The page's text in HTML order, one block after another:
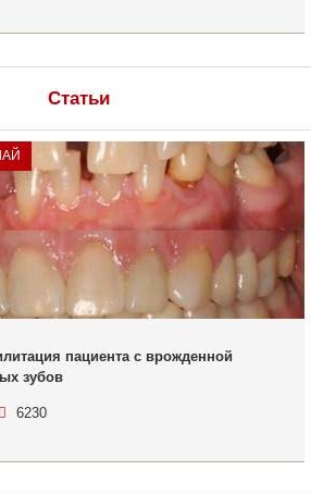
Статьи
пациента с врожденной
зубов
6230